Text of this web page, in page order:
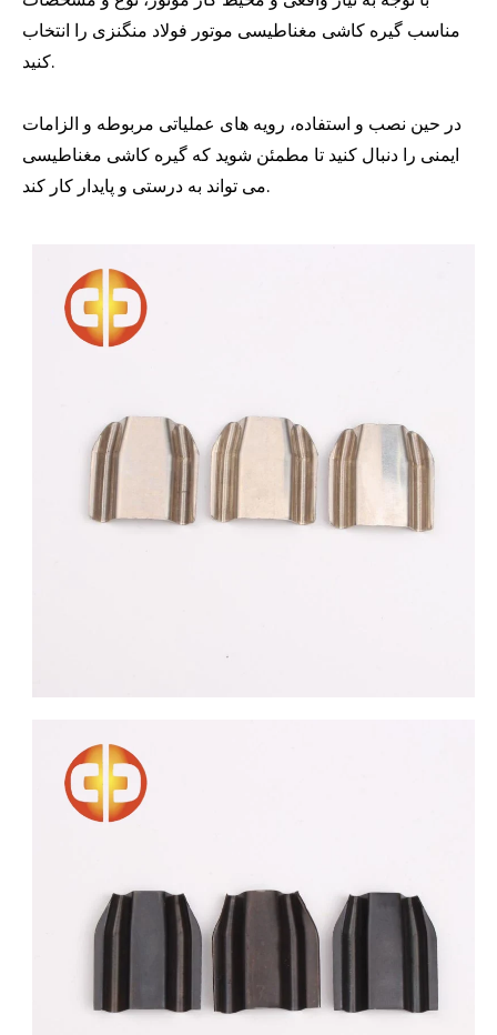
مناسب گیره کاشی مغناطیسی موتور فولاد منگنزی را انتخاب
کنید.
در حین نصب و استفاده، رویه های عملیاتی مربوطه و الزامات
ایمنی را دنبال کنید تا مطمئن شوید که گیره کاشی مغناطیسی
می تواند به درستی و پایدار کار کند.